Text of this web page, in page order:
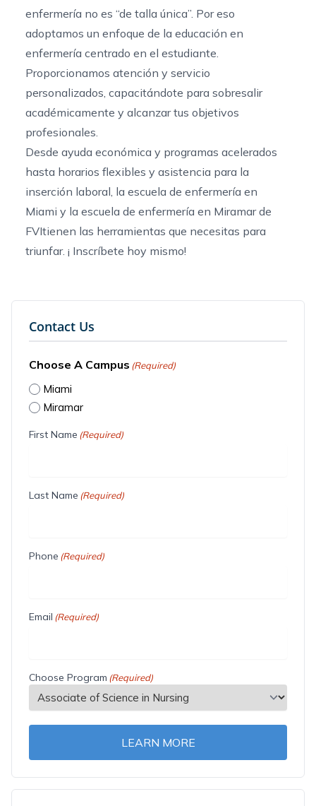
enfermería no es “de talla única”. Por eso
adoptamos un enfoque de la educación en
enfermería centrado en el estudiante.
Proporcionamos atención y servicio
personalizados, capacitándote para sobresalir
académicamente y alcanzar tus objetivos
profesionales.
Desde ayuda económica y programas acelerados
hasta horarios flexibles y asistencia para la
inserción laboral, la escuela de enfermería en
Miami y la escuela de enfermería en Miramarde
FVItienen las herramientas que necesitas para
triunfar. ¡ Inscríbete hoy mismo!
Contact Us
Choose A Campus (Required)
Miami
Miramar
First Name (Required)
Last Name (Required)
Phone (Required)
Email (Required)
Choose Program (Required)
LEARN MORE